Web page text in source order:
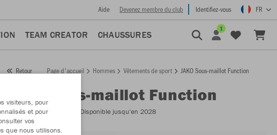
Aide Devenez membre du club Identifiez-vous FR
TEAM CREATOR CHAUSSURES
1
Retour Page d'accueil Hommes Vêtements de sport JAKO Sous-maillot Function
Sous-maillot Function
Numéro d’article: - Disponible jusqu'en 2028
visiteurs, pour
et pour
vos
que nous utilisons.